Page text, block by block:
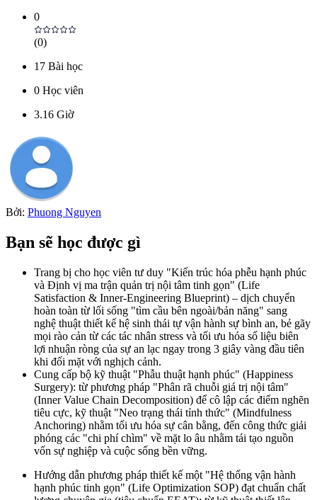
0
(0)
17 Bài học
0 Học viên
3.16 Giờ
Bởi: Phuong Nguyen
Bạn sẽ học được gì
Trang bị cho học viên tư duy "Kiến trúc hóa phễu hạnh phúc
và Định vị ma trận quản trị nội tâm tinh gọn" (Life
Satisfaction & Inner-Engineering Blueprint) – dịch chuyển
hoàn toàn từ lối sống "tìm cầu bên ngoài/bản năng" sang
nghệ thuật thiết kế hệ sinh thái tự vận hành sự bình an, bẻ gãy
mọi rào cản từ các tác nhân stress và tối ưu hóa số liệu biên
lợi nhuận ròng của sự an lạc ngay trong 3 giây vàng đầu tiên
khi đối mặt với nghịch cảnh.
Cung cấp bộ kỹ thuật "Phẫu thuật hạnh phúc" (Happiness
Surgery): từ phương pháp "Phân rã chuỗi giá trị nội tâm"
(Inner Value Chain Decomposition) để cô lập các điểm nghẽn
tiêu cực, kỹ thuật "Neo trạng thái tỉnh thức" (Mindfulness
Anchoring) nhằm tối ưu hóa sự cân bằng, đến công thức giải
phóng các "chi phí chìm" về mặt lo âu nhằm tái tạo nguồn
vốn sự nghiệp và cuộc sống bền vững.
Hướng dẫn phương pháp thiết kế một "Hệ thống vận hành
hạnh phúc tinh gọn" (Life Optimization SOP) đạt chuẩn chất